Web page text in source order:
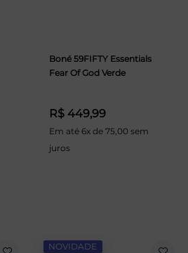
Boné 59FIFTY Essentials
Fear Of God Verde
R$ 449,99
Em até 6x de 75,00 sem
juros
NOVIDADE